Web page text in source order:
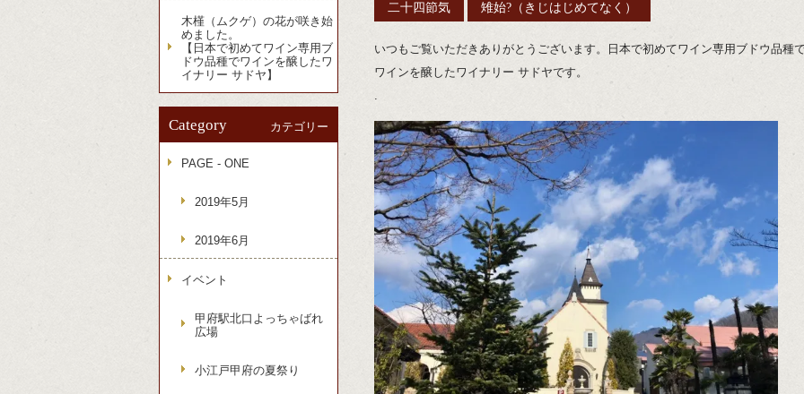
二十四節気 雉始?（きじはじめてなく）
いつもご覧いただきありがとうございます。日本で初めてワイン専用ブドウ品種
ワインを醸したワイナリー サドヤです。
.
木槿（ムクゲ）の花が咲き始
めました。
【日本で初めてワイン専用ブ
ドウ品種でワインを醸したワ
イナリー サドヤ】
Category カテゴリー
PAGE - ONE
2019年5月
2019年6月
イベント
甲府駅北口よっちゃばれ
広場
小江戸甲府の夏祭り